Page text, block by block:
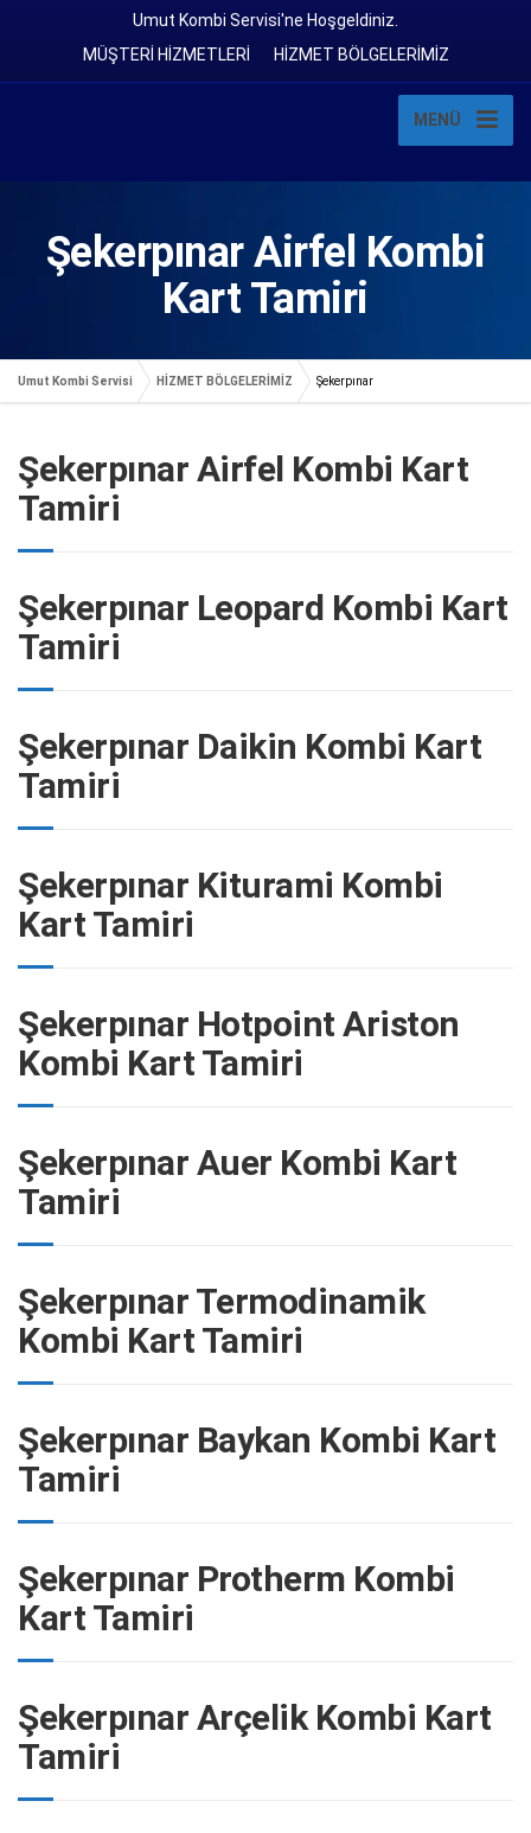
Umut Kombi Servisi'ne Hoşgeldiniz.
MÜŞTERİ HİZMETLERİ
HİZMET BÖLGELERİMİZ
MENÜ
Şekerpınar Airfel Kombi
Kart Tamiri
Umut Kombi Servisi HİZMET BÖLGELERİMİZ Şekerpınar
Şekerpınar Airfel Kombi Kart
Tamiri
Şekerpınar Leopard Kombi Kart
Tamiri
Şekerpınar Daikin Kombi Kart
Tamiri
Şekerpınar Kiturami Kombi
Kart Tamiri
Şekerpınar Hotpoint Ariston
Kombi Kart Tamiri
Şekerpınar Auer Kombi Kart
Tamiri
Şekerpınar Termodinamik
Kombi Kart Tamiri
Şekerpınar Baykan Kombi Kart
Tamiri
Şekerpınar Protherm Kombi
Kart Tamiri
Şekerpınar Arçelik Kombi Kart
Tamiri